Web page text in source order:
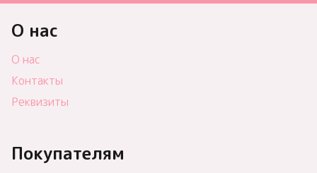
О нас
О нас
Контакты
Реквизиты
Покупателям